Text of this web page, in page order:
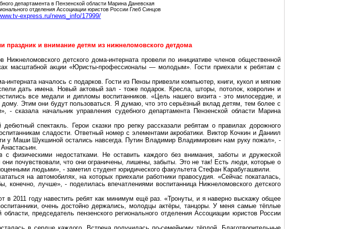
департамента в Пензенской области Марина Даневская
отделения Ассоциации юристов России Глеб Синцов
express.ru/news_info/17999/
праздник и внимание детям изнижнеломовского детдома
Нижнеломовскогодетского дома-интерната провели по инициативе членов общественной
масштабной акции «Юристы-профессионалы — молодым». Гости приехали к ребятам с
интерната началось с подарков. Гости из Пензы привезли компьютер, книги, кукол и мягкие
дать имена. Новый актовый зал - тоже подарок. Кресла, шторы, потолок,ковролин и
все медали и дипломы воспитанников. «Цель нашего визита - это милосердие, и
Этим они будут пользоваться. Я думаю, что это серьёзный вклад детям, тем более с
- сказала начальник управления судебного департамента Пензенской области Марина
спектакль. Герои сказки про репкурассказали ребятам о правилах дорожного
сладости. Ответный номер с элементами акробатики. Виктор Кочкин и Даниил
Маши Шукшиной остались навсегда. Путин Владимир Владимирович нам руку пожал», -
с физическими недостатками. Не оставить каждого без внимания, заботы и дружеской
почувствовали, что они ограничены, лишены, забыты. Это не так! Есть люди, которые о
людьми», - заметил студент юридического факультета Стефан Карабугашвили.
на автомобилях, на которых приехали работники правосудия. «Сейчас покаталась,
лучше», - поделилась впечатлениями воспитанница Нижнеломовского детского
в 2011 году навестить ребят как минимум ещё раз. «Тронуты, и я наверно выскажу общее
очень достойно держались, молодцы актёры, танцоры. У меня самые тёплые
председатель пензенского регионального отделения Ассоциации юристов России